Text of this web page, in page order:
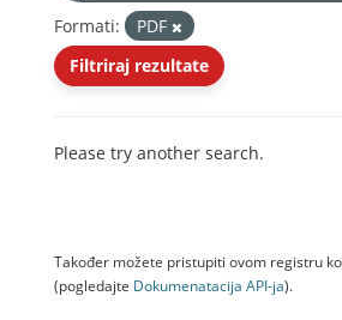
Formati:
PDF
Filtriraj rezultate
Please try another search.
Također možete pristupiti ovom registru
(pogledajte Dokumenаtаcijа API-jа).